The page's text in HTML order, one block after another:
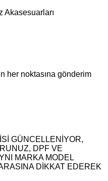
Akasesuarları
her noktasına gönderim
GÜNCELLENİYOR,
DPF VE
MARKA MODEL
DİKKAT EDEREK